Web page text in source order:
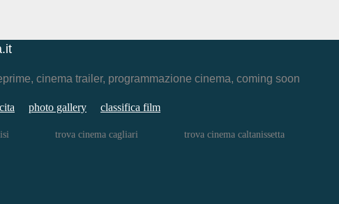
cinema trailer, programmazione cinema, coming soon
photo gallery classifica film
trova cinema cagliari trova cinema caltanissetta